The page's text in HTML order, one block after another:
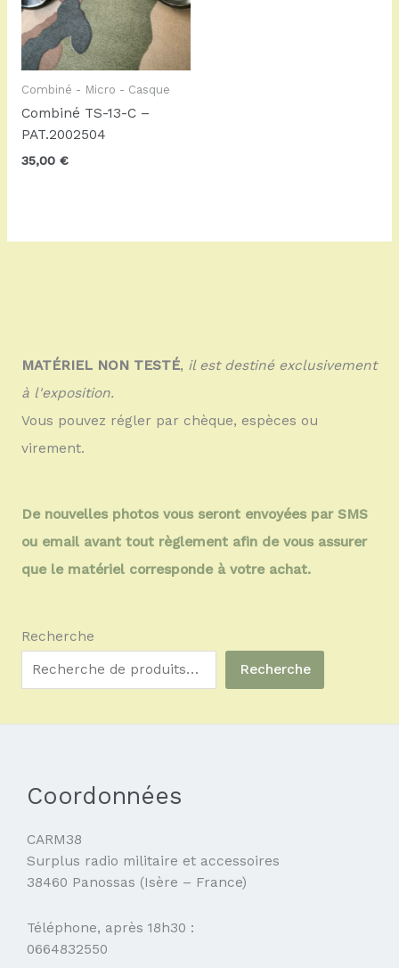
Combiné - Micro - Casque
Combiné TS-13-C –
PAT.2002504
35,00 €
MATÉRIEL NON TESTÉ, il est destiné exclusivement
à l'exposition.
Vous pouvez régler par chèque, espèces ou
virement.
De nouvelles photos vous seront envoyées par SMS
ou email avant tout règlement afin de vous assurer
que le matériel corresponde à votre achat.
Recherche
Recherche
Coordonnées
CARM38
Surplus radio militaire et accessoires
38460 Panossas (Isère – France)
Téléphone, après 18h30 :
0664832550